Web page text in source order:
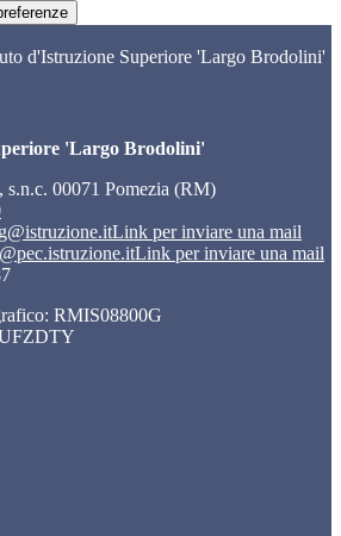
d'Istruzione Superiore 'Largo Brodolini'
'Largo Brodolini'
00071 Pomezia (RM)
Link per inviare una mail
Link per inviare una mail
RMIS08800G